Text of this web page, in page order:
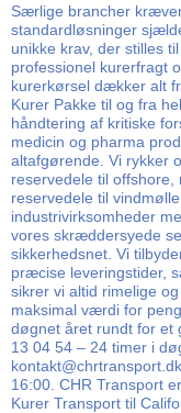
Særlige brancher
standardløsninger
unikke krav, der stilles
professionel kurerfragt
kurerkørsel dækker alt
Kurer Pakke til og fra
håndtering af kritiske
medicin og pharma
altafgørende. Vi rykker
reservedele til
reservedele til
industrivirksomheder
vores skræddersyede
sikkerhedsnet. Vi
præcise leveringstider,
sikrer vi altid rimelige
maksimal værdi for
døgnet året rundt for et
13 04 54 – 24 timer i
16:00. CHR Transport
Kurer Transport til